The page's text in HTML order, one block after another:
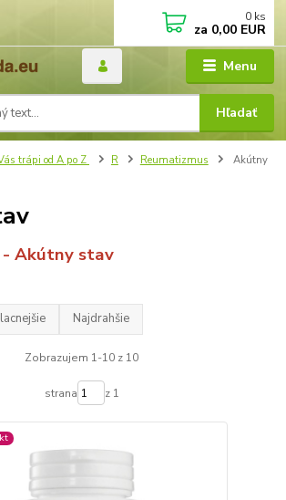
Menu
Hľadať
0 ks
za 0,00 EUR
trápi od A po Z R Reumatizmus
Akútny
- Akútny stav
Najdrahšie
Zobrazujem 1-10 z 10
strana z 1